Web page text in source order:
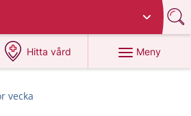
Hitta vård
på 1177.se
Meny
vecka